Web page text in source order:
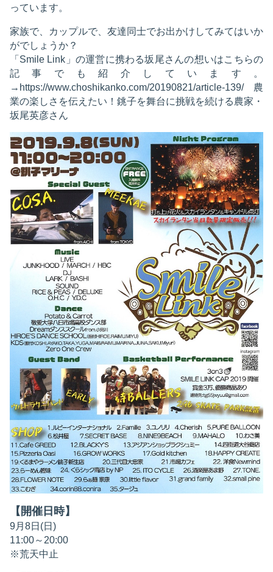
っています。
家族で、カップルで、友達同士でお出かけしてみてはいか
がでしょうか？
「Smile Link」の運営に携わる坂尾さんの想いはこちらの
記事でも紹介しています。
→https://www.choshikanko.com/20190821/article-139/ 農
業の楽しさを伝えたい！銚子を舞台に挑戦を続ける農家・
坂尾英彦さん
【開催日時】
9月8日(日)
11:00～20:00
※荒天中止